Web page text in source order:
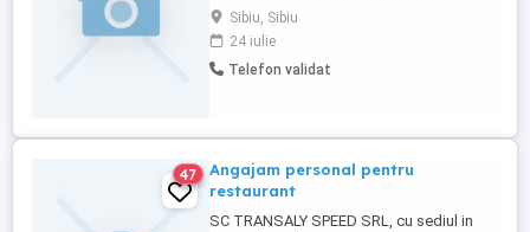
urmatoarele posturi: "AJUTOR BUCATAR"
- 4 posturi disponibile "AJUTOR
OSPATAR" - 1 post disponibil C.V.-urile se
pot depune la adresa afisata pe site.
Sibiu, Sibiu
24 iulie
Telefon validat
47
Angajam personal pentru
restaurant
SC TRANSALY SPEED SRL, cu sediul in